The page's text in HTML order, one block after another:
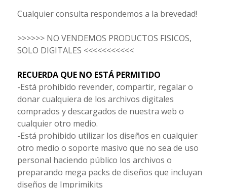
Cualquier consulta respondemos a la brevedad!
>>>>>> NO VENDEMOS PRODUCTOS FISICOS,
SOLO DIGITALES <<<<<<<<<<<
RECUERDA QUE NO ESTÁ PERMITIDO
-Está prohibido revender, compartir, regalar o
donar cualquiera de los archivos digitales
comprados y descargados de nuestra web o
cualquier otro medio.
-Está prohibido utilizar los diseños en cualquier
otro medio o soporte masivo que no sea de uso
personal haciendo público los archivos o
preparando mega packs de diseños que incluyan
diseños de Imprimikits